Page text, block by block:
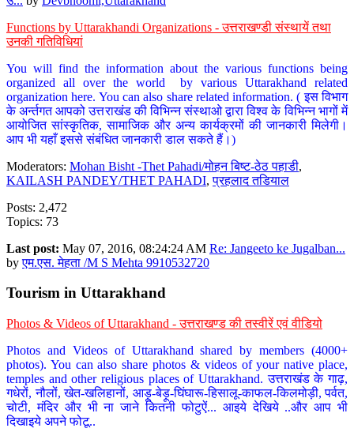
Functions by Uttarakhandi Organizations - उत्तराखण्डी संस्थायें तथा
उनकी गतिविधियां
You will find the information about the various functions being
organized all over the world by various Uttarakhand related
organization here. You can also share related information. ( इस विभाग
के अर्न्तगत आपको उत्तराखंड की विभिन्न संस्थाओ द्वारा विश्व के विभिन्न भागों में
आयोजित सांस्कृतिक, सामाजिक और अन्य कार्यक्रमों की जानकारी मिलेगी।
आप भी यहाँ इससे संबंधित जानकारी डाल सकते हैं।)
Moderators: Mohan Bisht -Thet Pahadi/मोहन बिष्ट-ठेठ पहाडी,
KAILASH PANDEY/THET PAHADI,प्रहलाद तडियाल
Posts: 2,472
Topics: 73
Last post: May 07, 2016, 08:24:24 AM Re: Jangeeto ke Jugalban...
byएम.एस. मेहता /M S Mehta 9910532720
Tourism in Uttarakhand
Photos & Videos of Uttarakhand - उत्तराखण्ड की तस्वीरें एवं वीडियो
Photos and Videos of Uttarakhand shared by members (4000+
photos). You can also share photos & videos of your native place,
temples and other religious places of Uttarakhand. उत्तराखंड के गाढ़,
गधेरों, नौलों, खेत-खलिहानों, आड़ू-बेड़ू-घिंघारू-हिसालू-काफल-किलमोड़ी, पर्वत,
चोटी, मंदिर और भी ना जाने कितनी फोटुऐं... आइये देखिये ..और आप भी
दिखाइये अपने फोटू..